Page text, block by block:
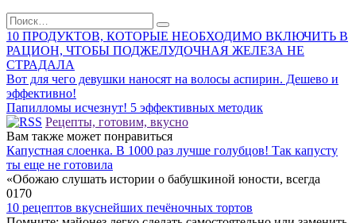
Search
for:
10 ПРОДУКТОВ, КОТОРЫЕ НЕОБХОДИМО ВКЛЮЧИТЬ В
РАЦИОН, ЧТОБЫ ПОДЖЕЛУДОЧНАЯ ЖЕЛЕЗА НЕ
СТРАДАЛА
Вот для чего девушки наносят на волосы аспирин. Дешево и
эффективно!
Папилломы исчезнут! 5 эффективных методик
Рецепты, готовим, вкусно
Вам также может понравиться
Капустная слоенка. В 1000 раз лучше голубцов! Так капусту
ты еще не готовила
«Обожаю слушать истории о бабушкиной юности, всегда
0170
10 рецептов вкуснейших печёночных тортов